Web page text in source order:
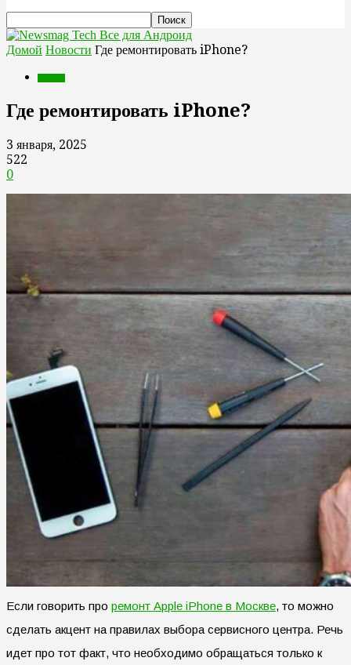
Все для Андроид
Домой Новости Где ремонтировать iPhone?
Где ремонтировать iPhone?
3 января, 2025
522
0
Если говорить про ремонт Apple iPhone в Москве, то можно
сделать акцент на правилах выбора сервисного центра. Речь
идет про тот факт, что необходимо обращаться только к